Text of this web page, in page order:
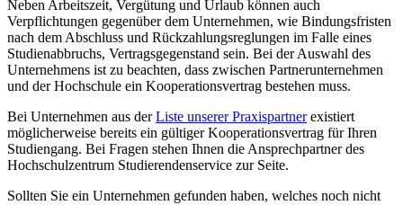
Neben Arbeitszeit, Vergütung und Urlaub können auch
Verpflichtungen gegenüber dem Unternehmen, wie Bindungsfristen
nach dem Abschluss und Rückzahlungsreglungen im Falle eines
Studienabbruchs, Vertragsgegenstand sein. Bei der Auswahl des
Unternehmens ist zu beachten, dass zwischen Partnerunternehmen
und der Hochschule ein Kooperationsvertrag bestehen muss.
Bei Unternehmen aus derListe unserer Praxispartnerexistiert
möglicherweise bereits ein gültiger Kooperationsvertrag für Ihren
Studiengang. Bei Fragen stehen Ihnen die Ansprechpartner des
Hochschulzentrum Studierendenservice zur Seite.
Sollten Sie ein Unternehmen gefunden haben, welches noch nicht